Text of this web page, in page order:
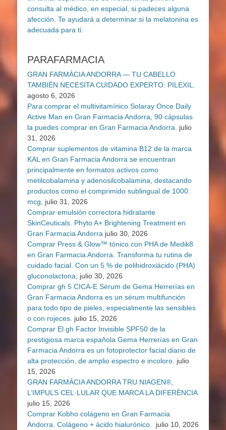
PARAFARMACIA
GRAN FARMÀCIA ANDORRA — TU CABELLO
TAMBIÉN NECESITA CUIDADO EXPERTO: PILEXIL.
agosto 6, 2026
Para comprar el multivitamínico Solaray Once Daily
Active Man en Gran Farmacia Andorra, 90 cápsulas
la puedes comprar en Gran Farmacia Andorra.
julio
31, 2026
Comprar suplementos de vitamina B12 de la marca
KAL en Gran Farmacia Andorra se encuentran
principalmente en formatos activos como
metilcobalamina y adenosilcobalamina, destacando
productos como el comprimido sublingual de 1000
mcg,
julio 31, 2026
Comprar emulsión correctora hidratante
SkinCeuticals. Phyto A+ Brightening Treatment en
Gran Farmacia Andorra julio 30, 2026
Comprar Press & Glow™ tónico con PHA de Medik8
en Gran Farmacia Andorra. Transforma tu rutina de
cuidado facial. Con un 5 % de polihidroxiácido (PHA)
gluconolactona,
julio 30, 2026
Comprar gh 5 CICA-E Sérum de Gema Herrerías en
Gran Farmacia Andorra es un sérum multifunción
para todo tipo de pieles, especialmente las sensibles
o con rojeces. julio 15, 2026
Comprar El gh Factor Invisible SPF50 de la
prestigiosa marca española Gema Herrerías en Gran
Farmacia Andorra es un fotoprotector facial diario de
alta protección, de amplio espectro e incoloro. julio
15, 2026
GRAN FARMÀCIA ANDORRA TRU NIAGEN®,
L’IMPULS CEL·LULAR QUE MARCA LA DIFERÈNCIA
julio 15, 2026
Comprar Kobho colágeno en Gran Farmacia
Andorra. Colágeno + ácido hialurónico.
julio 10, 2026